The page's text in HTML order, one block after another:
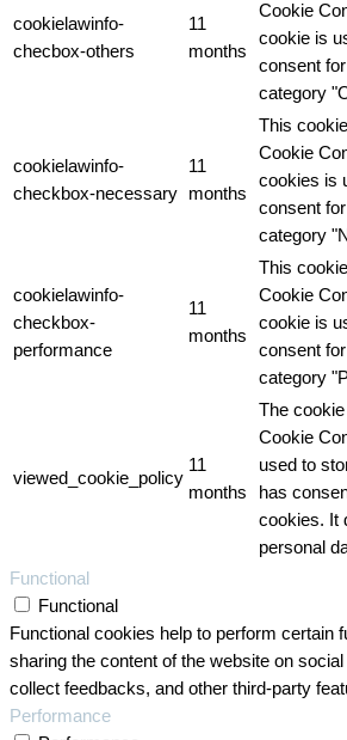
cookielawinfo-
checbox-others
11
months
Cookie
cookie is
consent
category
cookielawinfo-
checkbox-necessary
11
months
This
Cookie
cookies is
consent
category
cookielawinfo-
checkbox-
performance
11
months
This
Cookie
cookie is
consent
category
viewed_cookie_policy
11
months
The
Cookie
used to
has
cookies. It
personal
Functional
Functional
Functional cookies help to perform certain
sharing the content of the website on
collect feedbacks, and other third-party
Performance